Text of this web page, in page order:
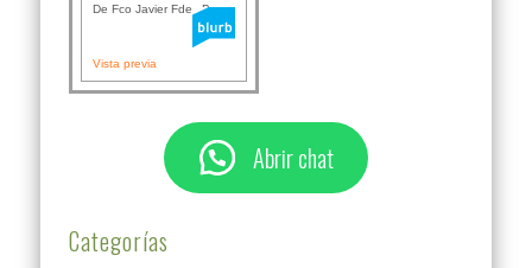
De Fco Javier Fdez B...
Vista previa
Abrir chat
Categorías